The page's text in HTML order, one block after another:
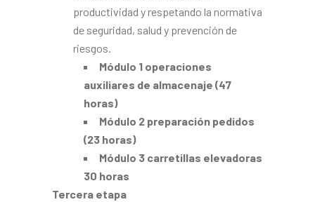
productividad y respetando la normativa
de seguridad, salud y prevención de
riesgos.
Módulo 1 operaciones
auxiliares de almacenaje (47
horas)
Módulo 2 preparación pedidos
(23 horas)
Módulo 3 carretillas elevadoras
30 horas
Tercera etapa